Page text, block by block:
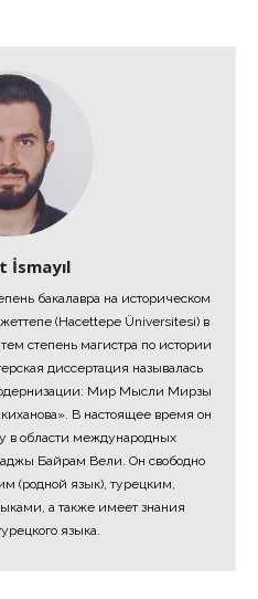
İsmayıl
бакалавра на историческом
(Hacettepe Üniversitesi) в
степень магистра по истории
диссертация называлась
Мир Мысли Мирзы
В настоящее время он
в области международных
Байрам Вели. Он свободно
(родной язык), турецким,
а также имеет знания
языка.